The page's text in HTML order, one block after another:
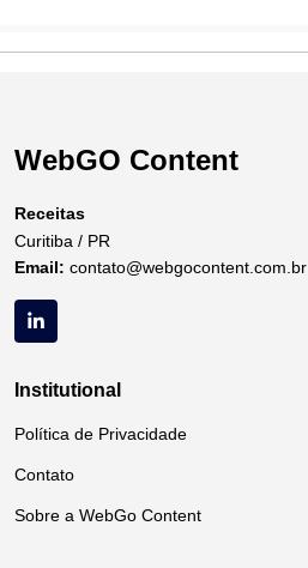
WebGO Content
Receitas
Curitiba / PR
Email: contato@webgocontent.com.br
Institutional
Política de Privacidade
Contato
Sobre a WebGo Content